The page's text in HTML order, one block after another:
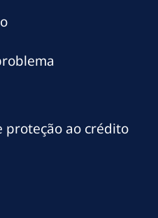
proteção ao crédito